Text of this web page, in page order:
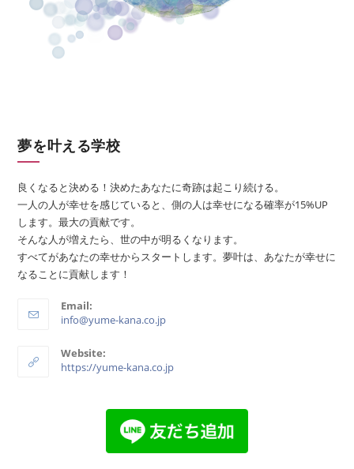
夢を叶える学校
良くなると決める！決めたあなたに奇跡は起こり続ける。
一人の人が幸せを感じていると、側の人は幸せになる確率が15%UP
します。最大の貢献です。
そんな人が増えたら、世の中が明るくなります。
すべてがあなたの幸せからスタートします。夢叶は、あなたが幸せに
なることに貢献します！
Email:
info@yume-kana.co.jp
Website:
https://yume-kana.co.jp